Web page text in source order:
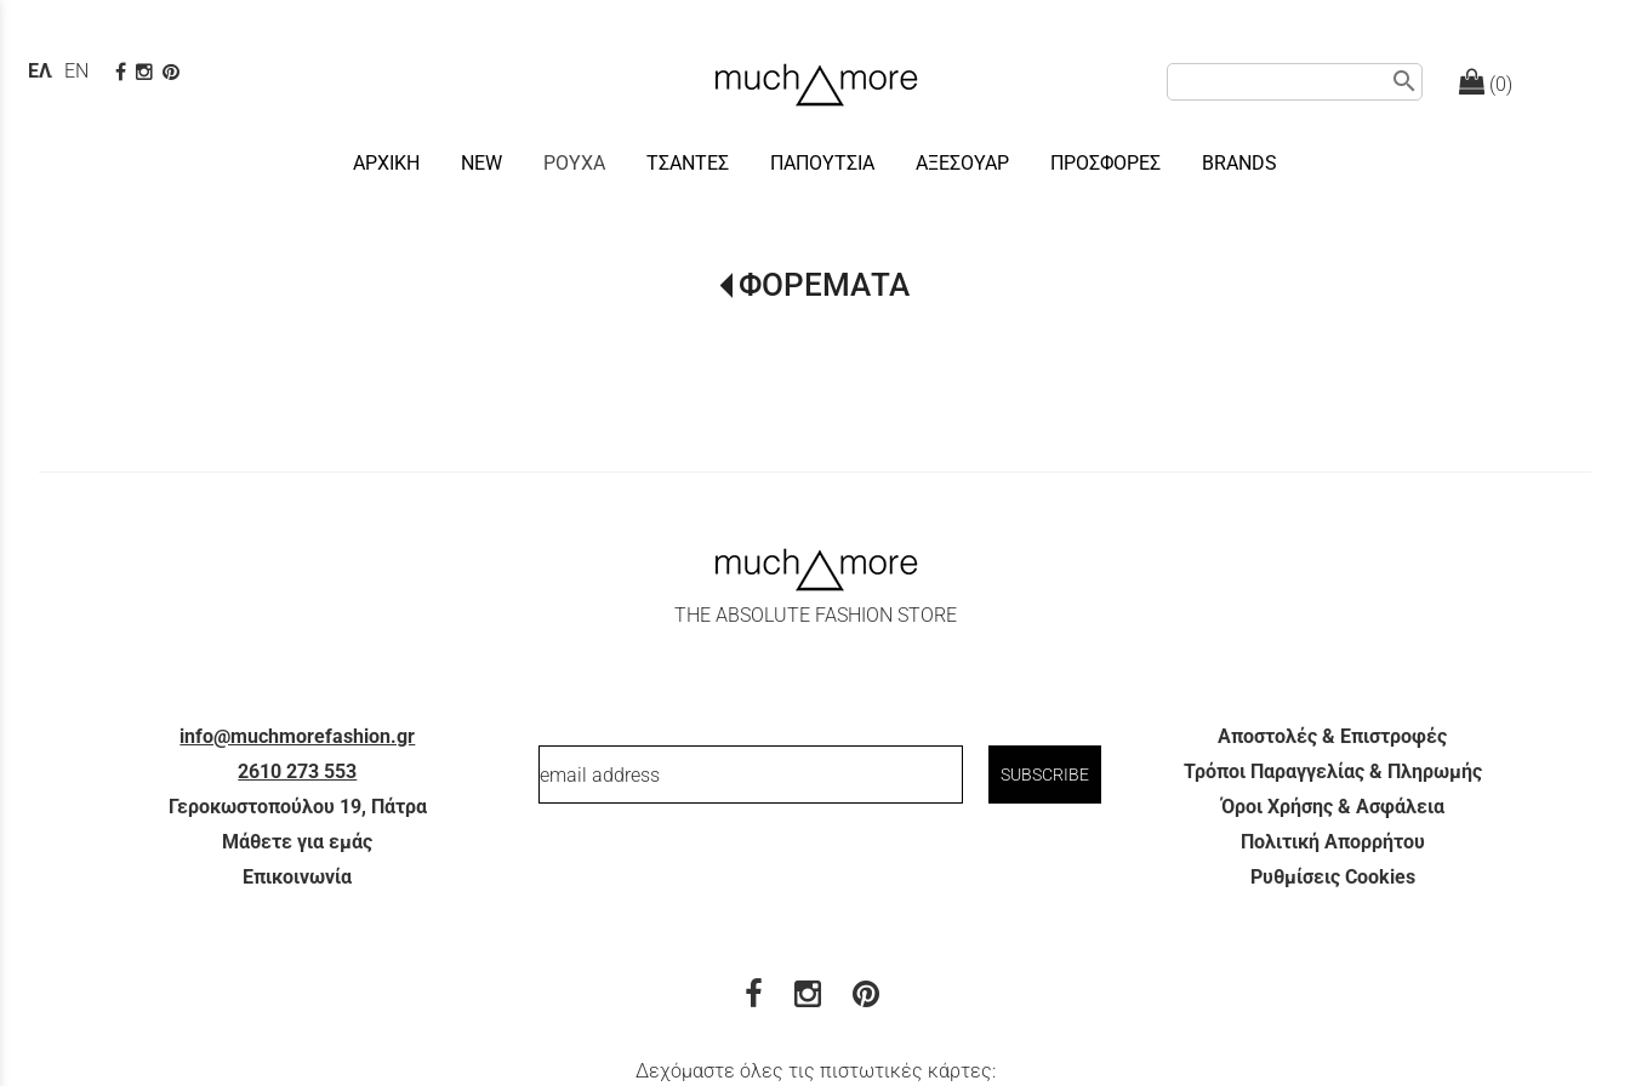
(0)
search
ΕΛΛΗΝΙΚΆ
ENGLISH
ΑΡΧΙΚΗ NEW ΡΟΥΧΑ ΤΣΑΝΤΕΣ ΠΑΠΟΥΤΣΙΑ ΑΞΕΣΟΥΑΡ ΠΡΟΣΦΟΡΕΣ BRANDS
ΦΟΡΕΜΑΤΑ
THE ABSOLUTE FASHION STORE
info@muchmorefashion.gr
2610 273 553
Γεροκωστοπούλου 19, Πάτρα
Μάθετε για εμάς
Επικοινωνία
email address SUBSCRIBE
Αποστολές & Επιστροφές
Τρόποι Παραγγελίας & Πληρωμής
Όροι Χρήσης & Ασφάλεια
Πολιτική Απορρήτου
Ρυθμίσεις Cookies
Δεχόμαστε όλες τις πιστωτικές κάρτες: